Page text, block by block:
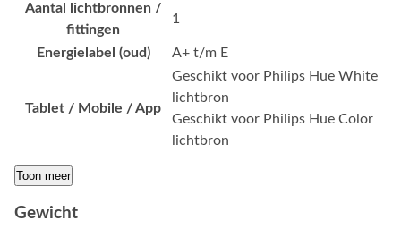
Aantal lichtbronnen /
fittingen
1
Energielabel (oud) A+ t/m E
Tablet / Mobile / App
Geschikt voor Philips Hue White
lichtbron
Geschikt voor Philips Hue Color
lichtbron
Toon meer
Gewicht